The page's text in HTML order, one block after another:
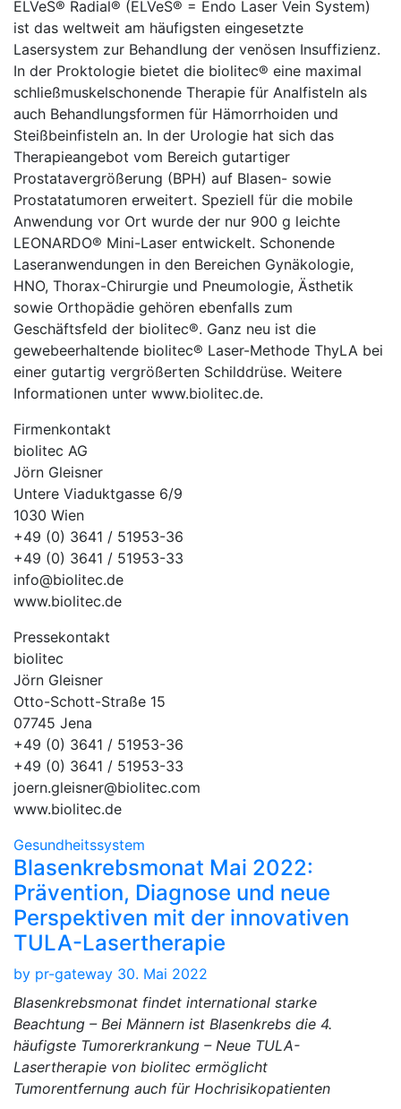
ELVeS® Radial® (ELVeS® = Endo Laser Vein System)
ist das weltweit am häufigsten eingesetzte
Lasersystem zur Behandlung der venösen Insuffizienz.
In der Proktologie bietet die biolitec® eine maximal
schließmuskelschonende Therapie für Analfisteln als
auch Behandlungsformen für Hämorrhoiden und
Steißbeinfisteln an. In der Urologie hat sich das
Therapieangebot vom Bereich gutartiger
Prostatavergrößerung (BPH) auf Blasen- sowie
Prostatatumoren erweitert. Speziell für die mobile
Anwendung vor Ort wurde der nur 900 g leichte
LEONARDO® Mini-Laser entwickelt. Schonende
Laseranwendungen in den Bereichen Gynäkologie,
HNO, Thorax-Chirurgie und Pneumologie, Ästhetik
sowie Orthopädie gehören ebenfalls zum
Geschäftsfeld der biolitec®. Ganz neu ist die
gewebeerhaltende biolitec® Laser-Methode ThyLA bei
einer gutartig vergrößerten Schilddrüse. Weitere
Informationen unter www.biolitec.de.
Firmenkontakt
biolitec AG
Jörn Gleisner
Untere Viaduktgasse 6/9
1030 Wien
+49 (0) 3641 / 51953-36
+49 (0) 3641 / 51953-33
info@biolitec.de
www.biolitec.de
Pressekontakt
biolitec
Jörn Gleisner
Otto-Schott-Straße 15
07745 Jena
+49 (0) 3641 / 51953-36
+49 (0) 3641 / 51953-33
joern.gleisner@biolitec.com
www.biolitec.de
Gesundheitssystem
Blasenkrebsmonat Mai 2022:
Prävention, Diagnose und neue
Perspektiven mit der innovativen
TULA-Lasertherapie
by pr-gateway 30. Mai 2022
Blasenkrebsmonat findet international starke
Beachtung – Bei Männern ist Blasenkrebs die 4.
häufigste Tumorerkrankung – Neue TULA-
Lasertherapie von biolitec ermöglicht
Tumorentfernung auch für Hochrisikopatienten